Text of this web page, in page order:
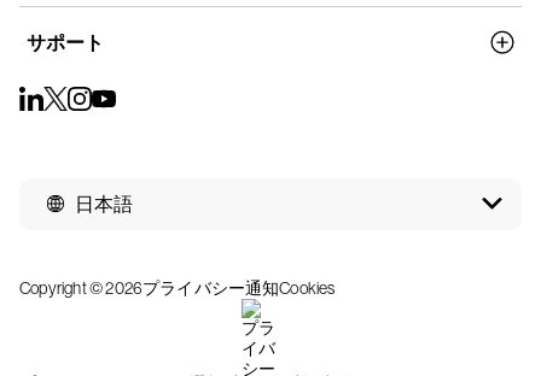
サポート
日本語
Copyright © 2026プライバシー通知Cookies